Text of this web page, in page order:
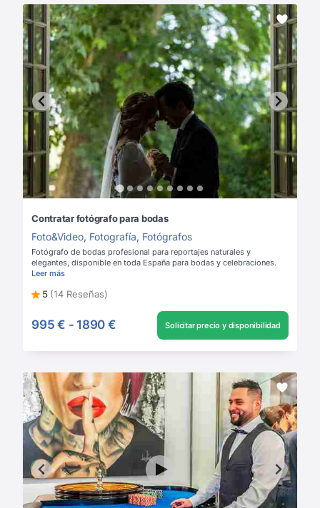
Contratar fotógrafo para bodas
Foto&Video, Fotografía, Fotógrafos
Fotógrafo de bodas profesional para reportajes naturales y
elegantes, disponible en toda España para bodas y celebraciones.
Leer más
5 (14 Reseñas)
995 € - 1890 € Solicitar precio y disponibilidad